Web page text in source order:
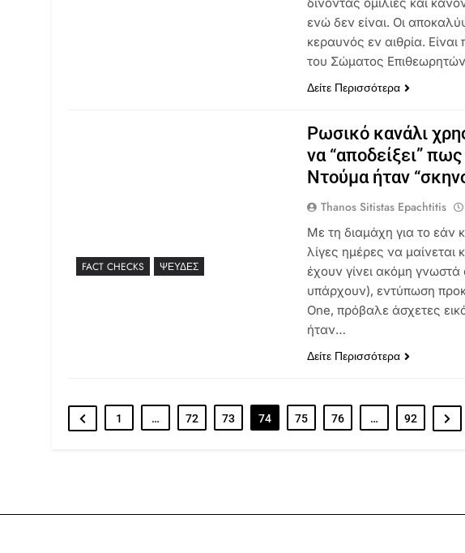
ενώ δεν είναι. Οι
κεραυνός εν αιθρία.
του Σώματος
Δείτε Περισσότερα
FACT CHECKS ΨΕΥΔΈΣ
Ρωσικό κανάλι
να “αποδείξει”
Ντούμα ήταν
Thanos Sitistas Epachtitis
Με τη διαμάχη για το εάν
λίγες ημέρες να
έχουν γίνει ακόμη
υπάρχουν), εντύπωση
One, πρόβαλε άσχετες
ήταν…
Δείτε Περισσότερα
1 … 72 73 74 75 76 … 92